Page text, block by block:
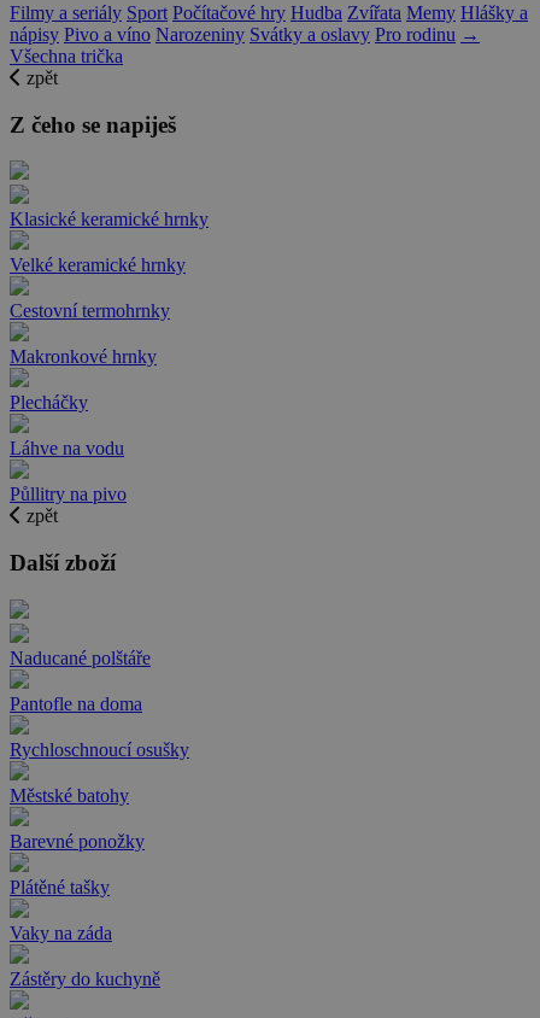
Filmy a seriály Sport Počítačové hry Hudba Zvířata Memy Hlášky a
nápisy Pivo a víno Narozeniny Svátky a oslavy Pro rodinu →
Všechna trička
zpět
Z čeho se napiješ
Klasické keramické hrnky
Velké keramické hrnky
Cestovní termohrnky
Makronkové hrnky
Plecháčky
Láhve na vodu
Půllitry na pivo
zpět
Další zboží
Naducané polštáře
Pantofle na doma
Rychloschnoucí osušky
Městské batohy
Barevné ponožky
Plátěné tašky
Vaky na záda
Zástěry do kuchyně